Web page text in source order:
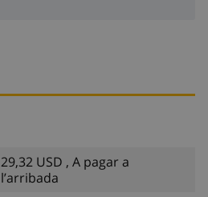
29,32 USD , A pagar a
l’arribada